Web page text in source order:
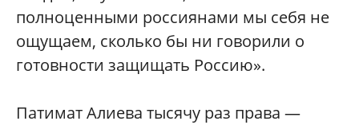
полноценными россиянами мы себя не
ощущаем, сколько бы ни говорили о
готовности защищать Россию».
Патимат Алиева тысячу раз права —